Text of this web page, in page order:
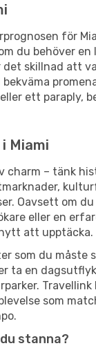
för
du behöver
det skillnad att
ett paraply,
Miami
charm – tänk
Oavsett om du
eller en
att upptäcka.
som du måste
ta en
som
stanna?